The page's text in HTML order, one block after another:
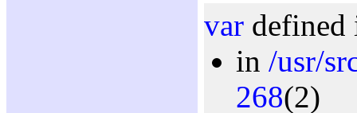
var
in /usr/
268(2)